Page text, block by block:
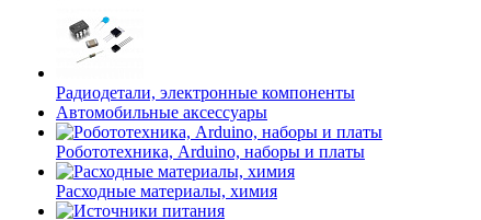
Радиодетали, электронные компоненты
Автомобильные аксессуары
Робототехника, Arduino, наборы и платы
Расходные материалы, химия